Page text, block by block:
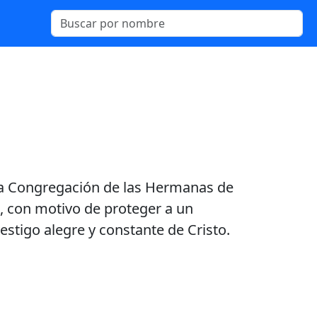
Congregación de las Hermanas de
con motivo de proteger a un
alegre y constante de Cristo.